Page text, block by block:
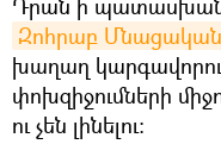
Դրան ի
Զոհրաբ
խաղաղ
փոխզիջումների
ու չեն լինելու։